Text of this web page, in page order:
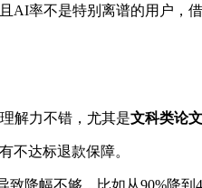
且AI率不是特别离谱的用户，
解力不错，尤其是文科类论文
不达标退款保障。
致降幅不够，比如从90%降